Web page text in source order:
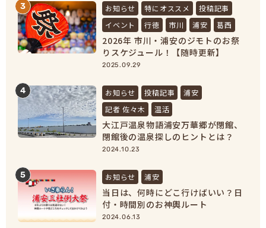
3 お知らせ 特にオススメ
投稿記事
イベント
行徳 市川 浦安 葛西
2026年 市川・浦安のジモトのお祭
りスケジュール！【随時更新】
2025.09.29
4 お知らせ 投稿記事
浦安
記者 佐々木
温活
大江戸温泉物語浦安万華郷が閉館、
閉館後の温泉探しのヒントとは？
【浦安市民必見！】
2024.10.23
5 お知らせ 浦安
当日は、何時にどこ行けばいい？日
付・時間別のお神輿ルート
2024.06.13